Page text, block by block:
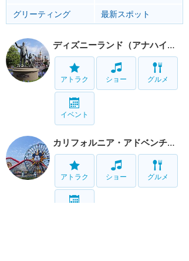
グリーティング
最新スポット
ディズニーランド（アナハイム）
アトラク ショー グルメ
イベント
カリフォルニア・アドベンチャー
アトラク ショー グルメ